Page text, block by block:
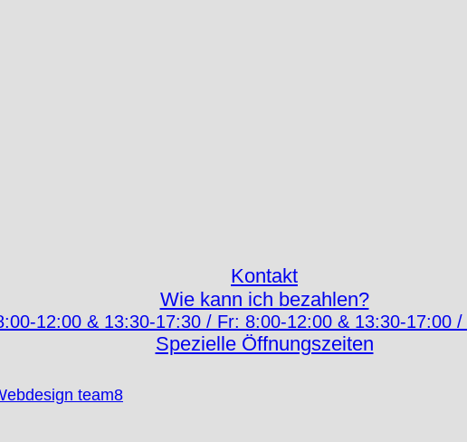
Kontakt
Wie kann ich bezahlen?
12:00 & 13:30-17:30 / Fr: 8:00-12:00 & 13:30-17:00
Spezielle Öffnungszeiten
team8